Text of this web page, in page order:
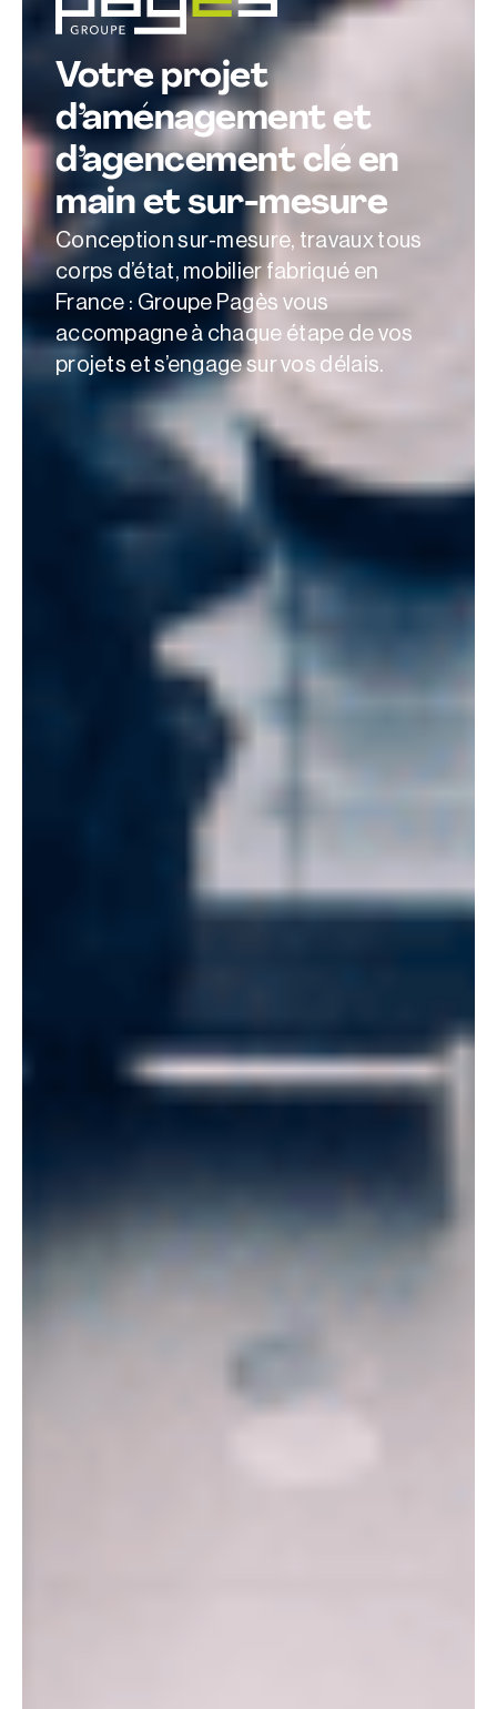
Votre projet
d’aménagement et
d’agencement clé en
main et sur-mesure
Conception sur-mesure, travaux tous
corps d’état, mobilier fabriqué en
France : Groupe Pagès vous
accompagne à chaque étape de vos
projets et s’engage sur vos délais.